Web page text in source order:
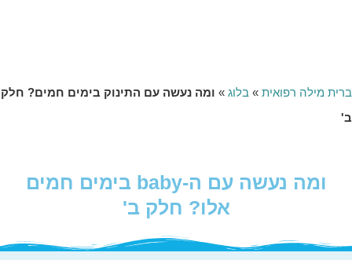
מילה רפואית»בלוג»ומה נעשה עם התינוק בימים חמים? חלק
ומה נעשה עם ה-baby בימים חמים
אלו? חלק ב'